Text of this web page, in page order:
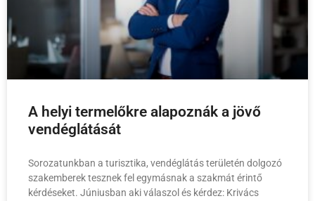
A helyi termelőkre alapoznák a jövő
vendéglátását
Sorozatunkban a turisztika, vendéglátás területén dolgozó
szakemberek tesznek fel egymásnak a szakmát érintő
kérdéseket. Júniusban aki válaszol és kérdez: Krivács